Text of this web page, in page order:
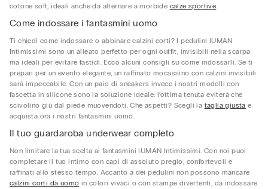
cotone soft, ideali anche da alternare a morbide calze sportive.
Come indossare i fantasmini uomo
Ti chiedi come indossare o abbinare calzini corti? I pedulini IUMAN
Intimissimi sono un alleato perfetto per ogni outfit, invisibili nella scarpa
ma ideali per evitare fastidi. Ecco alcuni consigli su come indossarli. Se ti
prepari per un evento elegante, un raffinato mocassino con calzini invisibili
sarà impeccabile. Con un paio di sneakers invece i nostri modelli con
fascetta in silicone sono la soluzione ideale: l’ottima tenuta eviterà che
scivolino giù dal piede muovendoti. Che aspetti? Scegli la taglia giusta e
acquista ora i nostri fantasmini uomo.
Il tuo guardaroba underwear completo
Non limitare la tua scelta ai fantasmini IUMAN Intimissimi. Con noi puoi
completare il tuo intimo con capi di assoluto pregio, confortevoli e
raffinati allo stesso tempo. Accanto a dei pedulini non possono mancare
calzini corti da uomo in colori vivaci o con stampe divertenti, da indossare